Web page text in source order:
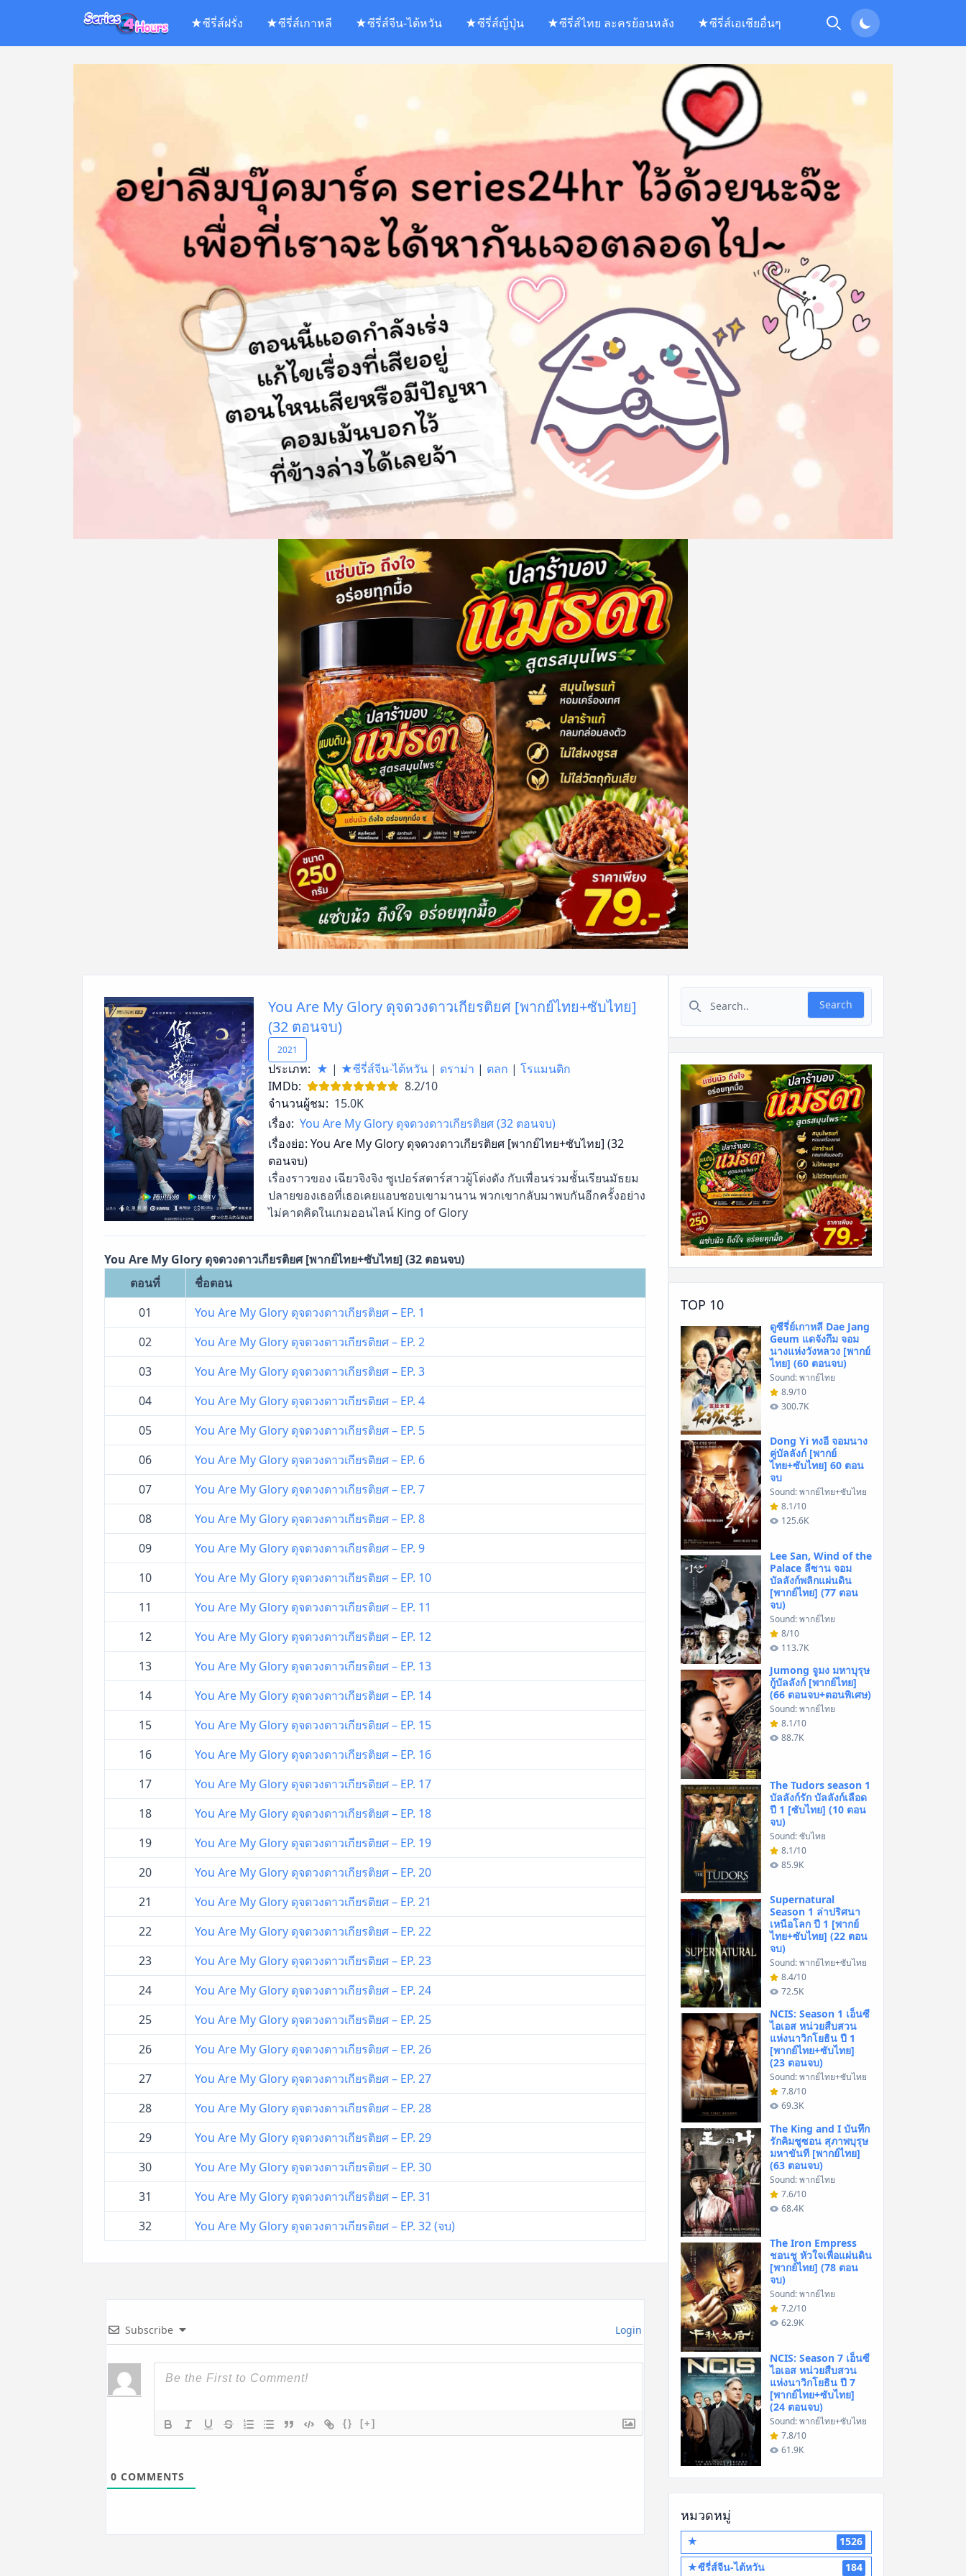
content
Search
★ซีรี่ส์ฝรั่ง ★ซีรี่ส์เกาหลี ★ซีรี่ส์จีน-ไต้หวัน ★ซีรี่ส์ญี่ปุ่น ★ซีรี่ส์ไทย ละครย้อนหลัง ★ซีรี่ส์เอเชียอื่นๆ
You Are My Glory ดุจดวงดาวเกียรติยศ [พากย์ไทย+ซับไทย]
(32 ตอนจบ)
2021
ประเภท: ★ | ★ซีรี่ส์จีน-ไต้หวัน | ดราม่า | ตลก | โรแมนติก
IMDb:
8.2/10
จำนวนผู้ชม: 15.0K
เรื่อง: You Are My Glory ดุจดวงดาวเกียรติยศ (32 ตอนจบ)
เรื่องย่อ: You Are My Glory ดุจดวงดาวเกียรติยศ [พากย์ไทย+ซับไทย] (32
ตอนจบ)
เรื่องราวของ เฉียวจิงจิง ซูเปอร์สตาร์สาวผู้โด่งดัง กับเพื่อนร่วมชั้นเรียนมัธยม
ปลายของเธอที่เธอเคยแอบชอบเขามานาน พวกเขากลับมาพบกันอีกครั้งอย่าง
ไม่คาดคิดในเกมออนไลน์ King of Glory
You Are My Glory ดุจดวงดาวเกียรติยศ [พากย์ไทย+ซับไทย] (32 ตอนจบ)
ตอนที่
ชื่อตอน
01
You Are My Glory ดุจดวงดาวเกียรติยศ – EP. 1
02
You Are My Glory ดุจดวงดาวเกียรติยศ – EP. 2
03
You Are My Glory ดุจดวงดาวเกียรติยศ – EP. 3
04
You Are My Glory ดุจดวงดาวเกียรติยศ – EP. 4
05
You Are My Glory ดุจดวงดาวเกียรติยศ – EP. 5
06
You Are My Glory ดุจดวงดาวเกียรติยศ – EP. 6
07
You Are My Glory ดุจดวงดาวเกียรติยศ – EP. 7
08
You Are My Glory ดุจดวงดาวเกียรติยศ – EP. 8
09
You Are My Glory ดุจดวงดาวเกียรติยศ – EP. 9
10
You Are My Glory ดุจดวงดาวเกียรติยศ – EP. 10
11
You Are My Glory ดุจดวงดาวเกียรติยศ – EP. 11
12
You Are My Glory ดุจดวงดาวเกียรติยศ – EP. 12
13
You Are My Glory ดุจดวงดาวเกียรติยศ – EP. 13
14
You Are My Glory ดุจดวงดาวเกียรติยศ – EP. 14
15
You Are My Glory ดุจดวงดาวเกียรติยศ – EP. 15
16
You Are My Glory ดุจดวงดาวเกียรติยศ – EP. 16
17
You Are My Glory ดุจดวงดาวเกียรติยศ – EP. 17
18
You Are My Glory ดุจดวงดาวเกียรติยศ – EP. 18
19
You Are My Glory ดุจดวงดาวเกียรติยศ – EP. 19
20
You Are My Glory ดุจดวงดาวเกียรติยศ – EP. 20
21
You Are My Glory ดุจดวงดาวเกียรติยศ – EP. 21
22
You Are My Glory ดุจดวงดาวเกียรติยศ – EP. 22
23
You Are My Glory ดุจดวงดาวเกียรติยศ – EP. 23
24
You Are My Glory ดุจดวงดาวเกียรติยศ – EP. 24
25
You Are My Glory ดุจดวงดาวเกียรติยศ – EP. 25
26
You Are My Glory ดุจดวงดาวเกียรติยศ – EP. 26
27
You Are My Glory ดุจดวงดาวเกียรติยศ – EP. 27
28
You Are My Glory ดุจดวงดาวเกียรติยศ – EP. 28
29
You Are My Glory ดุจดวงดาวเกียรติยศ – EP. 29
30
You Are My Glory ดุจดวงดาวเกียรติยศ – EP. 30
31
You Are My Glory ดุจดวงดาวเกียรติยศ – EP. 31
32
You Are My Glory ดุจดวงดาวเกียรติยศ – EP. 32 (จบ)
Subscribe Login
{} [+]
0 COMMENTS
Search for:
Search
TOP 10
ดูซีรี่ย์เกาหลี Dae Jang
Geum แดจังกึม จอม
นางแห่งวังหลวง [พากย์
ไทย] (60 ตอนจบ)
Sound: พากย์ไทย
8.9/10
300.7K
Dong Yi ทงอี จอมนาง
คู่บัลลังก์ [พากย์
ไทย+ซับไทย] 60 ตอน
จบ
Sound: พากย์ไทย+ซับไทย
8.1/10
125.6K
Lee San, Wind of the
Palace ลีซาน จอม
บัลลังก์พลิกแผ่นดิน
[พากย์ไทย] (77 ตอน
จบ)
Sound: พากย์ไทย
8/10
113.7K
Jumong จูมง มหาบุรุษ
กู้บัลลังก์ [พากย์ไทย]
(66 ตอนจบ+ตอนพิเศษ)
Sound: พากย์ไทย
8.1/10
88.7K
The Tudors season 1
บัลลังก์รัก บัลลังก์เลือด
ปี 1 [ซับไทย] (10 ตอน
จบ)
Sound: ซับไทย
8.1/10
85.9K
Supernatural
Season 1 ล่าปริศนา
เหนือโลก ปี 1 [พากย์
ไทย+ซับไทย] (22 ตอน
จบ)
Sound: พากย์ไทย+ซับไทย
8.4/10
72.5K
NCIS: Season 1 เอ็นซี
ไอเอส หน่วยสืบสวน
แห่งนาวิกโยธิน ปี 1
[พากย์ไทย+ซับไทย]
(23 ตอนจบ)
Sound: พากย์ไทย+ซับไทย
7.8/10
69.3K
The King and I บันทึก
รักคิมชูซอน สุภาพบุรุษ
มหาขันที [พากย์ไทย]
(63 ตอนจบ)
Sound: พากย์ไทย
7.6/10
68.4K
The Iron Empress
ชอนชู หัวใจเพื่อแผ่นดิน
[พากย์ไทย] (78 ตอน
จบ)
Sound: พากย์ไทย
7.2/10
62.9K
NCIS: Season 7 เอ็นซี
ไอเอส หน่วยสืบสวน
แห่งนาวิกโยธิน ปี 7
[พากย์ไทย+ซับไทย]
(24 ตอนจบ)
Sound: พากย์ไทย+ซับไทย
7.8/10
61.9K
หมวดหมู่
★
1526
★ซีรี่ส์จีน-ไต้หวัน
184